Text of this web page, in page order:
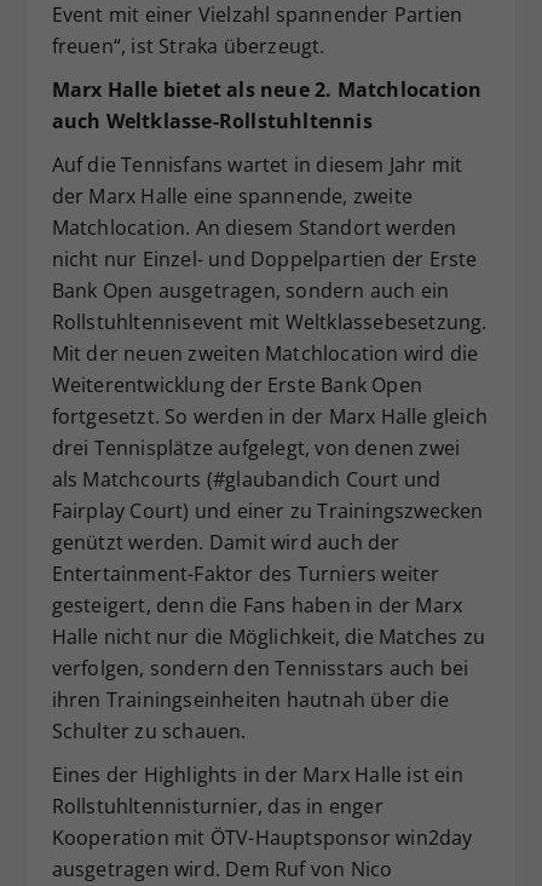
Event mit einer Vielzahl spannender Partien
freuen“, ist Straka überzeugt.
Marx Halle bietet als neue 2. Matchlocation
auch Weltklasse-Rollstuhltennis
Auf die Tennisfans wartet in diesem Jahr mit
der Marx Halle eine spannende, zweite
Matchlocation. An diesem Standort werden
nicht nur Einzel- und Doppelpartien der Erste
Bank Open ausgetragen, sondern auch ein
Rollstuhltennisevent mit Weltklassebesetzung.
Mit der neuen zweiten Matchlocation wird die
Weiterentwicklung der Erste Bank Open
fortgesetzt. So werden in der Marx Halle gleich
drei Tennisplätze aufgelegt, von denen zwei
als Matchcourts (#glaubandich Court und
Fairplay Court) und einer zu Trainingszwecken
genützt werden. Damit wird auch der
Entertainment-Faktor des Turniers weiter
gesteigert, denn die Fans haben in der Marx
Halle nicht nur die Möglichkeit, die Matches zu
verfolgen, sondern den Tennisstars auch bei
ihren Trainingseinheiten hautnah über die
Schulter zu schauen.
Eines der Highlights in der Marx Halle ist ein
Rollstuhltennisturnier, das in enger
Kooperation mit ÖTV-Hauptsponsor win2day
ausgetragen wird. Dem Ruf von Nico